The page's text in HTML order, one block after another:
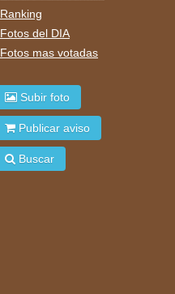
Ranking
Fotos del DIA
Fotos mas votadas
Subir foto
Publicar aviso
Buscar